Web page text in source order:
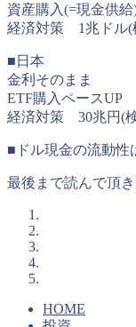
資産購入(=現金供
経済対策 1兆ドル(
■日本
金利そのまま
ETF購入ペースUP
経済対策 30兆円(
■ドル現金の流動性
最後まで読んで頂
HOME